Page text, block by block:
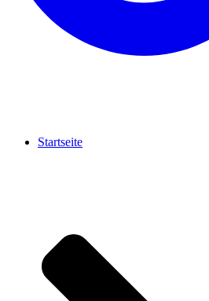
Startseite